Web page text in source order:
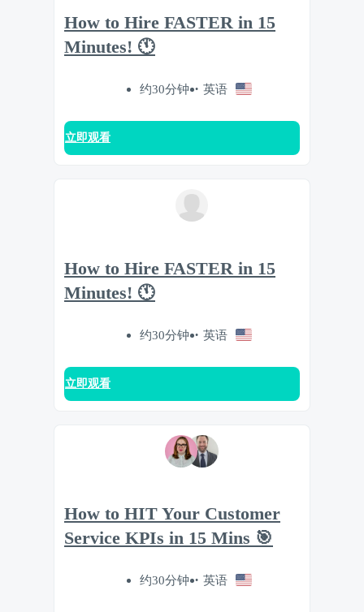
How to Hire FASTER in 15
Minutes! 🕚
约30分钟 英语
立即观看
How to Hire FASTER in 15
Minutes! 🕚
约30分钟 英语
立即观看
How to HIT Your Customer
Service KPIs in 15 Mins 🎯
约30分钟 英语